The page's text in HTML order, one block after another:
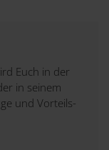
Euch in der
in seinem
und Vorteils-